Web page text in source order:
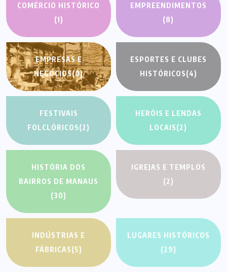
COMÉRCIO HISTÓRICO
(1)
EMPREENDIMENTOS
(8)
EMPRESAS E
NEGÓCIOS(0)
ESPORTES E CLUBES
HISTÓRICOS(4)
FESTIVAIS
FOLCLÓRICOS(2)
HERÓIS E LENDAS
LOCAIS(2)
HISTÓRIA DOS
BAIRROS DE MANAUS
(30)
IGREJAS E TEMPLOS
(2)
INDÚSTRIAS E
FÁBRICAS(5)
LUGARES HISTÓRICOS
(29)